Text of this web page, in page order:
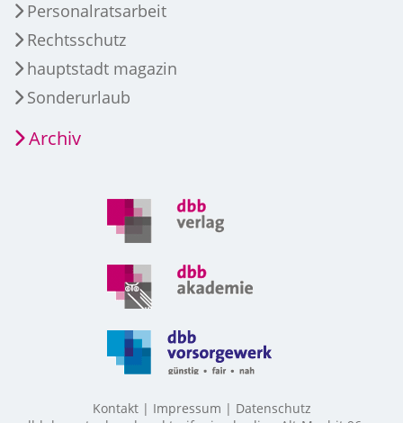
Personalratsarbeit
Rechtsschutz
hauptstadt magazin
Sonderurlaub
Archiv
Kontakt Impressum
Datenschutz